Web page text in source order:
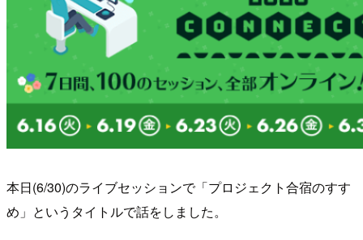
本日(6/30)のライブセッションで「プロジェクト合宿のすす
め」というタイトルで話をしました。